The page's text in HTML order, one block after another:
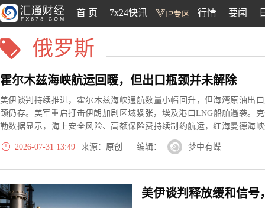
首 页 7x24快讯 行情 要闻
俄罗斯
霍尔木兹海峡航运回暖，但出口瓶颈并未解除
美伊谈判持续推进，霍尔木兹海峡通航数量小幅回升，但海湾原油出
颈仍存。美军重启打击伊朗加剧区域紧张，埃及港口LNG船舶遇袭。
勒数据显示，海上安全风险、高额保险费持续制约航运，红海曼德海
行量明显下滑，大量油轮调整航线。地缘扰动推升航运成本，全球油
输链条依旧脆弱，持续影响能源供给预期。
2026-07-31 13:49 来源：原创 编辑： 梦中有蝶
美伊谈判释放缓和信号